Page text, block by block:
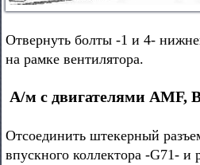
Отвернуть болты -1 и 4-
на рамке вентилятора.
А/м с двигателями AMF,
Отсоединить штекерный
впускного коллектора -G71- и